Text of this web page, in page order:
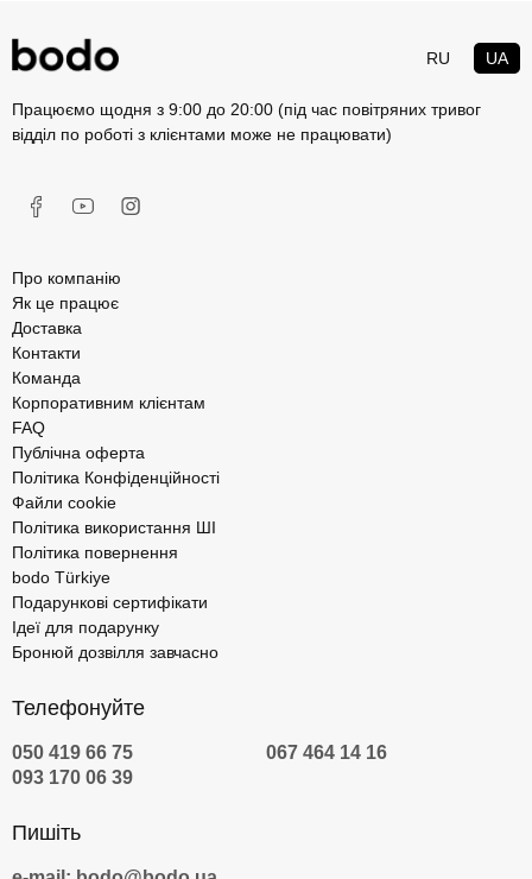
RU UA
Працюємо щодня з 9:00 до 20:00 (під час повітряних тривог
відділ по роботі з клієнтами може не працювати)
Про компанію
Як це працює
Доставка
Контакти
Команда
Корпоративним клієнтам
FAQ
Публічна оферта
Політика Конфіденційності
Файли cookie
Політика використання ШІ
Політика повернення
bodo Türkiye
Подарункові сертифікати
Ідеї для подарунку
Бронюй дозвілля завчасно
Телефонуйте
050 419 66 75
067 464 14 16
093 170 06 39
Пишіть